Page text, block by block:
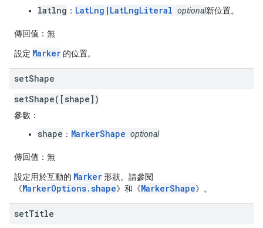
latlng ： LatLng | LatLngLiteral optional新位置。
傳回值： 無
設定 Marker 的位置。
setShape
setShape([shape])
參數：
shape ： MarkerShape optional
傳回值： 無
設定用於互動的 Marker形狀。請參閱
《MarkerOptions.shape》和《MarkerShape》。
setTitle